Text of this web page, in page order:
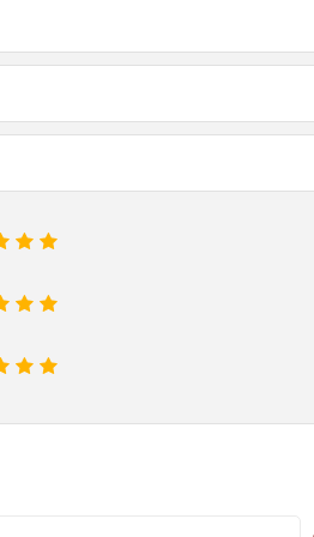
5
4
5
4
5
4